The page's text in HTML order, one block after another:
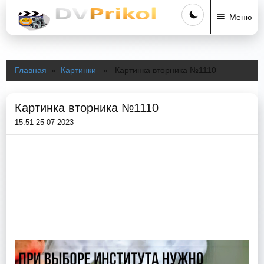
Меню
Главная » Картинки » Картинка вторника №1110
Картинка вторника №1110
15:51 25-07-2023